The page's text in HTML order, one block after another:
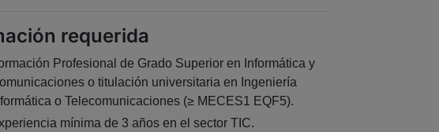
requerida
Profesional de Grado Superior en Informática y
o titulación universitaria en Ingeniería
o Telecomunicaciones (≥ MECES1 EQF5).
mínima de 3 años en el sector TIC.